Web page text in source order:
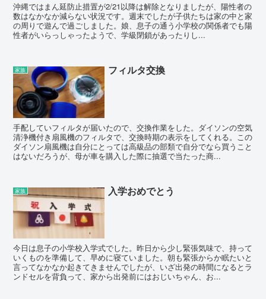
沖縄ではまん延防止措置が2/21以降は解除となりましたが、陽性者の
数はなかなか減らない状況です。週末でしたが子供たちは家の中と家
の周りで遊んで過ごしました。娘、息子の通う小学校の関係者でも陽
性者がいらっしゃったようで、学級閉鎖があったりし...
家族 フィルタ交換
手配していフィルタが届いたので、交換作業をした。ダイソンの空気
清浄機付き扇風機のフィルタで、交換時期の表示をしてくれる。この
ダイソン扇風機は自分にとっては高級品の部類で自分でなら買うこと
はないだろうが、母が車を購入した際に抽選で当たった商...
家族 入学おめでとう
今日は息子の小学校入学式でした。昨日から少し緊張気味で、持って
いくものを準備して、早めに寝ていました。朝も緊張からか眠たいと
言ってなかなか起きてきませんでしたが、いざ出発の時間になるとラ
ンドセルを背負って、家から出発前にはおじいちゃん、お...